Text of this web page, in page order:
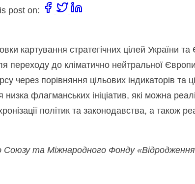
post on:
картування стратегічних цілей України
переходу до кліматично нейтральної
через порівняння цільових індикаторів та
флагманських ініціатив, які можна
політик та законодавства, а також
Союзу та Міжнародного Фонду